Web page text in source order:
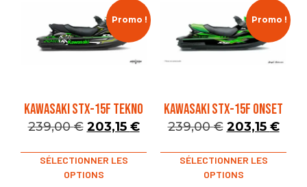
Promo !
KAWASAKI STX-15F TEKNO
239,00€ 203,15 €
SÉLECTIONNER LES
OPTIONS
Promo !
KAWASAKI STX-15F ONSET
239,00€ 203,15 €
SÉLECTIONNER LES
OPTIONS